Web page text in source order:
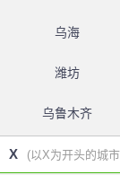
乌海
潍坊
乌鲁木齐
X (以X为开头的城